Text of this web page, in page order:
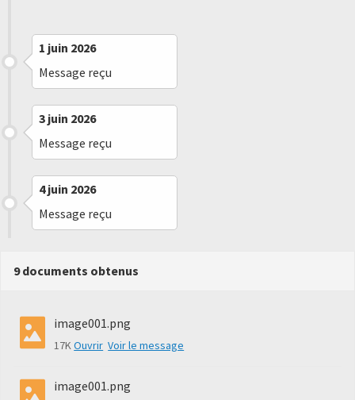
1 juin 2026
Message reçu
3 juin 2026
Message reçu
4 juin 2026
Message reçu
9 documents obtenus
image001.png
17KOuvrir Voir le message
image001.png